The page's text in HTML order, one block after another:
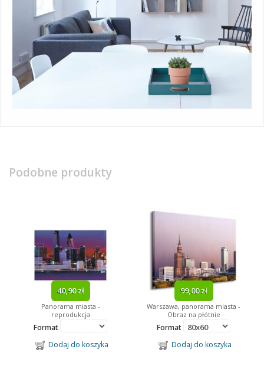
Podobne produkty
40,90 zł
Panorama miasta -
reprodukcja
Format
Dodaj do koszyka
99,00 zł
Warszawa, panorama miasta -
Obraz na płótnie
Format
Dodaj do koszyka